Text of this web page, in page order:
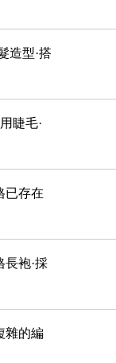
造型·搭
睫毛·
已存在
長袍·採
雜的編